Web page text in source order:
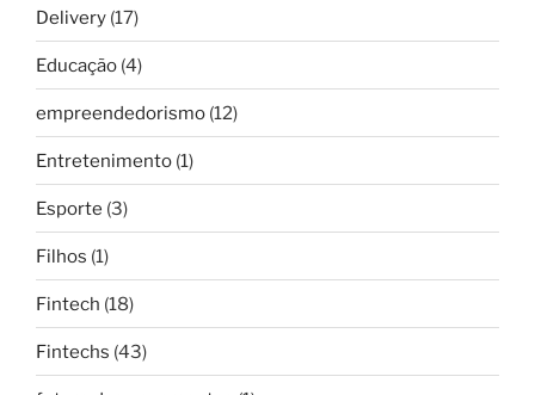
Delivery (17)
Educação (4)
empreendedorismo (12)
Entretenimento (1)
Esporte (3)
Filhos (1)
Fintech (18)
Fintechs (43)